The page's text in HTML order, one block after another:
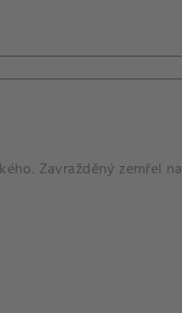
Zavražděný zemřel na